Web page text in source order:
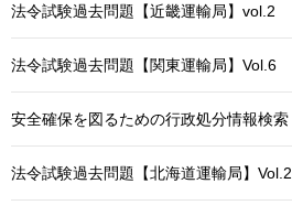
法令試験過去問題【近畿運輸局】vol.2
法令試験過去問題【関東運輸局】Vol.6
安全確保を図るための行政処分情報検索
法令試験過去問題【北海道運輸局】Vol.2